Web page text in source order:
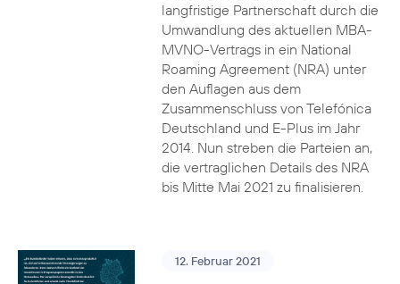
langfristige Partnerschaft durch die
Umwandlung des aktuellen MBA-
MVNO-Vertrags in ein National
Roaming Agreement (NRA) unter
den Auflagen aus dem
Zusammenschluss von Telefónica
Deutschland und E-Plus im Jahr
2014. Nun streben die Parteien an,
die vertraglichen Details des NRA
bis Mitte Mai 2021 zu finalisieren.
12. Februar 2021